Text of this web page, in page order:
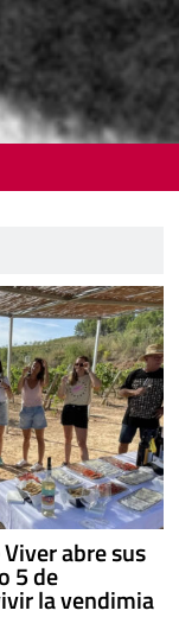
abre sus
5 de
la vendimia